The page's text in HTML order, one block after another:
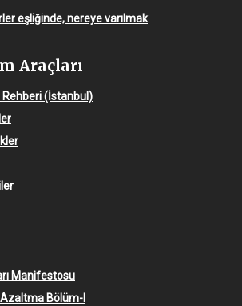
eşliğinde, nereye varılmak
Araçları
(İstanbul)
Manifestosu
Bölüm-I